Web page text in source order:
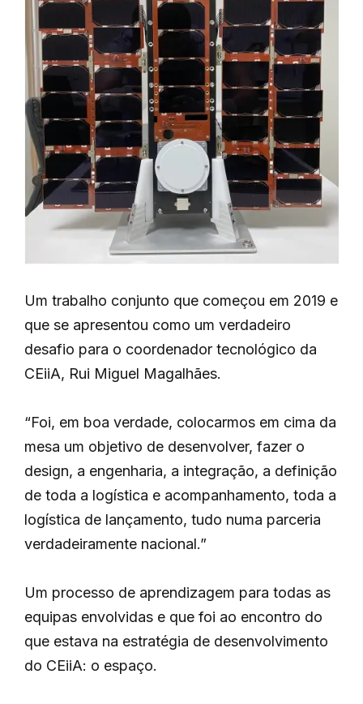
Um trabalho conjunto que começou em 2019 e
que se apresentou como um verdadeiro
desafio para o coordenador tecnológico da
CEiiA, Rui Miguel Magalhães.
“Foi, em boa verdade, colocarmos em cima da
mesa um objetivo de desenvolver, fazer o
design, a engenharia, a integração, a definição
de toda a logística e acompanhamento, toda a
logística de lançamento, tudo numa parceria
verdadeiramente nacional.”
Um processo de aprendizagem para todas as
equipas envolvidas e que foi ao encontro do
que estava na estratégia de desenvolvimento
do CEiiA: o espaço.